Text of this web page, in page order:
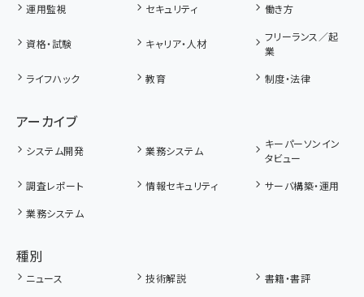
運用監視
セキュリティ 働き方
資格・試験 キャリア・人材
フリーランス／起
業
ライフハック
教育 制度・法律
アーカイブ
システム開発 業務システム
キーパーソンイン
タビュー
調査レポート
情報セキュリティ
サーバ構築・運用
業務システム
種別
ニュース 技術解説
書籍・書評